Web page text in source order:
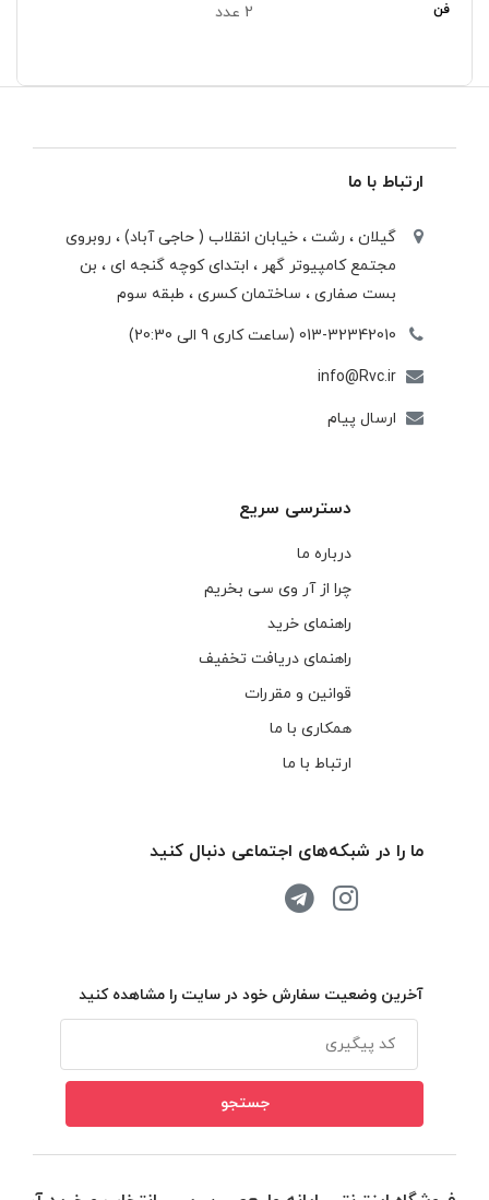
فن 2 عدد
ارتباط با ما
گیلان ، رشت ، خيابان انقلاب ( حاجی آباد) ، روبروی
مجتمع كامپيوتر گهر ، ابتدای كوچه گنجه ای ، بن
بست صفاری ، ساختمان كسری ، طبقه سوم
013-32342010 (ساعت کاری 9 الی 20:30)
info@Rvc.ir
ارسال پیام
دسترسی سریع
درباره ما
چرا از آر وی سی بخریم
راهنمای خرید
راهنمای دریافت تخفیف
قوانین و مقررات
همکاری با ما
ارتباط با ما
ما را در شبکه‌های اجتماعی دنبال کنید
آخرین وضعیت سفارش خود در سایت را مشاهده کنید